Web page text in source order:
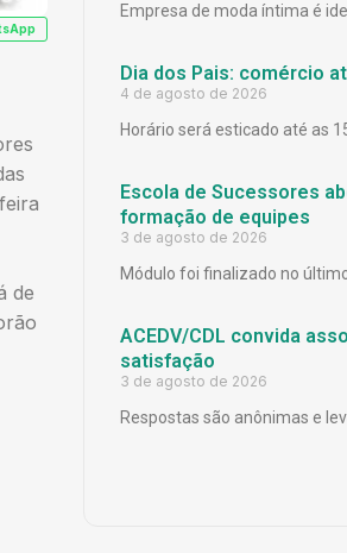
de
Empresa de moda íntima é
Dia dos Pais: comércio
4 de agosto de 2026
Horário será esticado até as
Escola de Sucessores
formação de equipes
3 de agosto de 2026
Módulo foi finalizado no último
ACEDV/CDL convida
satisfação
3 de agosto de 2026
Respostas são anônimas e